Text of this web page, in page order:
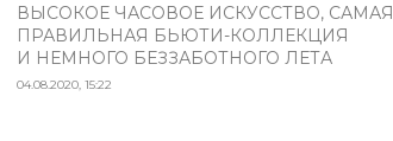
ВЫСОКОЕ ЧАСОВОЕ ИСКУССТВО, САМАЯ
ПРАВИЛЬНАЯ БЬЮТИ-КОЛЛЕКЦИЯ
И НЕМНОГО БЕЗЗАБОТНОГО ЛЕТА
04.08.2020, 15:22